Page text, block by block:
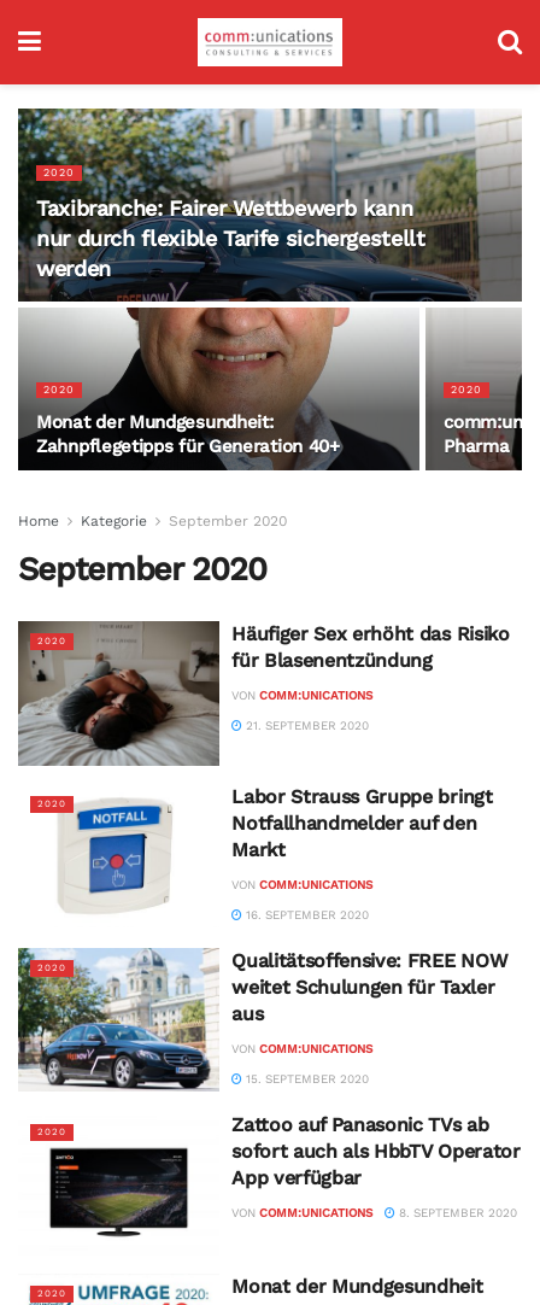
2020
Taxibranche: Fairer Wettbewerb kann
nur durch flexible Tarife sichergestellt
werden
2020
Monat der Mundgesundheit:
Zahnpflegetipps für Generation 40+
2020
Pharma
Home Kategorie September 2020
September 2020
2020
Häufiger Sex erhöht das Risiko
für Blasenentzündung
VON COMM:UNICATIONS
21. SEPTEMBER 2020
2020
Labor Strauss Gruppe bringt
Notfallhandmelder auf den
Markt
VON COMM:UNICATIONS
16. SEPTEMBER 2020
2020
Qualitätsoffensive: FREE NOW
weitet Schulungen für Taxler
aus
VON COMM:UNICATIONS
15. SEPTEMBER 2020
2020
Zattoo auf Panasonic TVs ab
sofort auch als HbbTV Operator
App verfügbar
VON COMM:UNICATIONS 8. SEPTEMBER 2020
2020 Monat der Mundgesundheit